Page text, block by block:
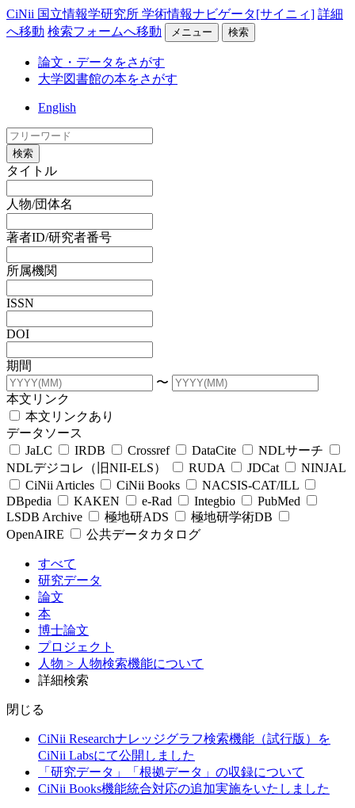
CiNii 国立情報学研究所 学術情報ナビゲータ[サイニィ] 詳細
へ移動 検索フォームへ移動 メニュー 検索
論文・データをさがす
大学図書館の本をさがす
English
検索
タイトル
人物/団体名
著者ID/研究者番号
所属機関
ISSN
DOI
期間
〜
本文リンク
本文リンクあり
データソース
JaLC
IRDB Crossref DataCite
NDLサーチ
NDLデジコレ（旧NII-ELS）
RUDA JDCat
NINJAL
CiNii Articles
CiNii Books
NACSIS-CAT/ILL
DBpedia
KAKEN e-Rad Integbio
PubMed
LSDB Archive
極地研ADS
極地研学術DB
OpenAIRE
公共データカタログ
すべて
研究データ
論文
本
博士論文
プロジェクト
人物 > 人物検索機能について
詳細検索
閉じる
CiNii Researchナレッジグラフ検索機能（試行版）を
CiNii Labsにて公開しました
「研究データ」「根拠データ」の収録について
CiNii Books機能統合対応の追加実施をいたしました